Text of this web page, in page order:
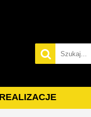
REALIZACJE